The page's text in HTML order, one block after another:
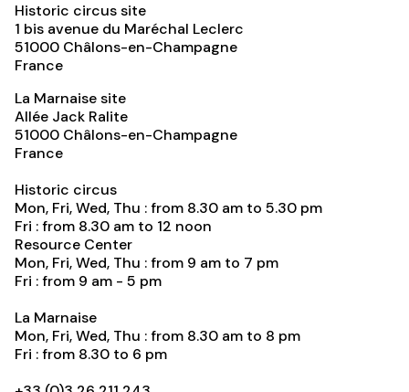
Historic circus site
1 bis avenue du Maréchal Leclerc
51000 Châlons-en-Champagne
France
La Marnaise site
Allée Jack Ralite
51000 Châlons-en-Champagne
France
Historic circus
Mon, Fri, Wed, Thu : from 8.30 am to 5.30 pm
Fri : from 8.30 am to 12 noon
Resource Center
Mon, Fri, Wed, Thu : from 9 am to 7 pm
Fri : from 9 am - 5 pm
La Marnaise
Mon, Fri, Wed, Thu : from 8.30 am to 8 pm
Fri : from 8.30 to 6 pm